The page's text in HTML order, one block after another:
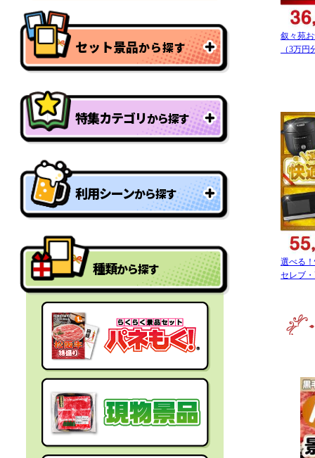
セット景品から探す
特集カテゴリから探す
型抜きパネル景品
一年分景品
参加賞・残念賞
スペシャルプライス
迷った時にはコレ！
盛り上げたい時はコレ！
面白・変わった景品
利用シーンから探す
ゴルフコンペの景品
ビンゴ景品
宴会の景品
社内表彰の景品
社内イベントの景品
種類から探す
叙々苑
（3万円
選べる
セレブ